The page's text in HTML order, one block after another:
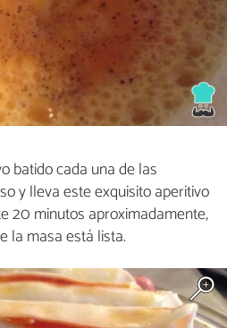
batido cada una de las
y lleva este exquisito aperitivo
20 minutos aproximadamente,
la masa está lista.